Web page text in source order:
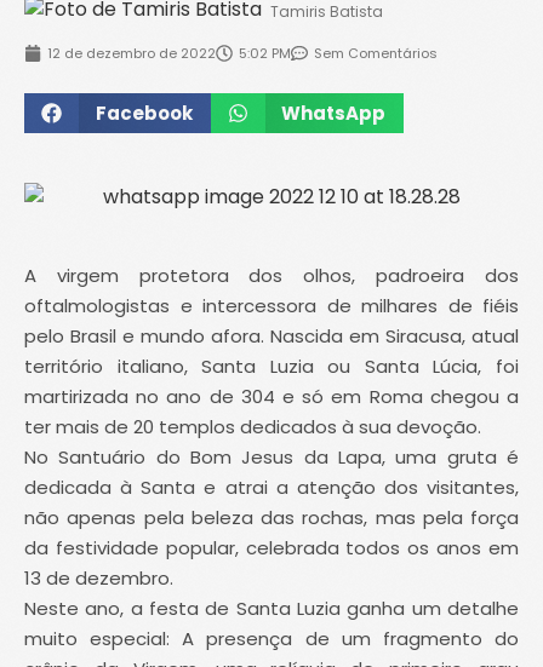
Tamiris Batista
12 de dezembro de 2022 5:02 PM Sem Comentários
Facebook WhatsApp
A virgem protetora dos olhos, padroeira dos
oftalmologistas e intercessora de milhares de fiéis
pelo Brasil e mundo afora. Nascida em Siracusa, atual
território italiano, Santa Luzia ou Santa Lúcia, foi
martirizada no ano de 304 e só em Roma chegou a
ter mais de 20 templos dedicados à sua devoção.
No Santuário do Bom Jesus da Lapa, uma gruta é
dedicada à Santa e atrai a atenção dos visitantes,
não apenas pela beleza das rochas, mas pela força
da festividade popular, celebrada todos os anos em
13 de dezembro.
Neste ano, a festa de Santa Luzia ganha um detalhe
muito especial: A presença de um fragmento do